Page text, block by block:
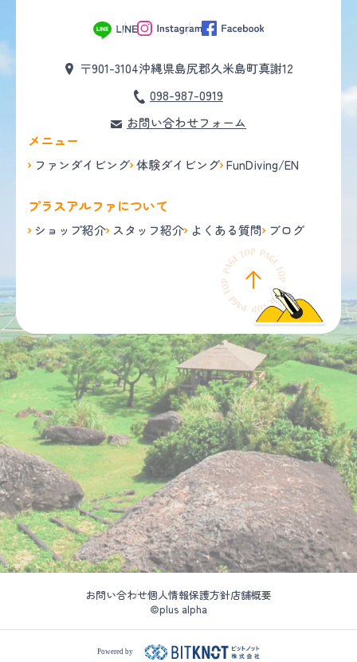
〒901-3104沖縄県島尻郡久米島町真謝12
098-987-0919
お問い合わせフォーム
メニュー
ファンダイビング 体験ダイビング FunDiving/EN
プラスアルファについて
ショップ紹介 スタッフ紹介 よくある質問 ブログ
お問い合わせ個人情報保護方針店舗概要
©plus alpha